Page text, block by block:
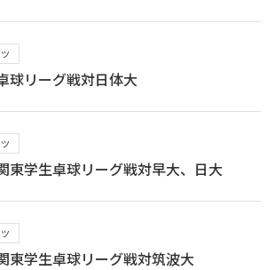
球リーグ戦対日体大
東学生卓球リーグ戦対早大、日大
東学生卓球リーグ戦対筑波大